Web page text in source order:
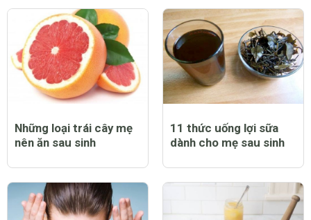
Những loại trái cây mẹ
nên ăn sau sinh
11 thức uống lợi sữa
dành cho mẹ sau sinh